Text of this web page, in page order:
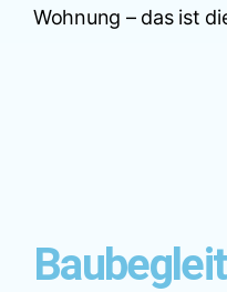
Wohnung – das ist